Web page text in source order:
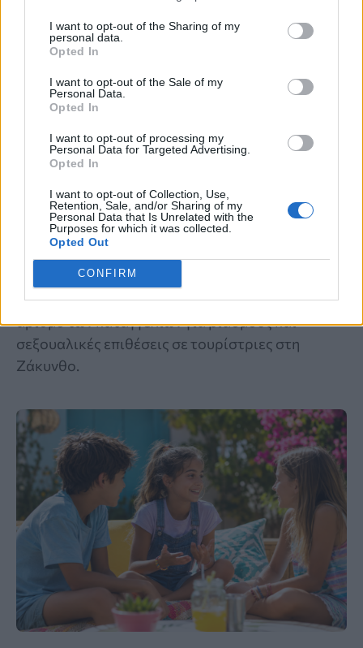
I want to opt-out of the Sharing of my
personal data.
Opted In
I want to opt-out of the Sale of my
Personal Data.
Opted In
I want to opt-out of processing my
Personal Data for Targeted Advertising.
Opted In
I want to opt-out of Collection, Use,
Retention, Sale, and/or Sharing of my
Personal Data that Is Unrelated with the
Purposes for which it was collected.
Opted Out
CONFIRM
ΚΑΤΑΓΓΕΛΙΑ
ΠΟΕΔΗΝ: Οκτώ καταγγελίες για
βιασμό τουριστριών στη Ζάκυνθο από
τα μέσα Ιουνίου
Σοκάρουν τα στοιχεία που παρουσίασε η
ΠΟΕΔΗΝ, καθώς εμφανίζουν αυξημένο τον
αριθμό των καταγγελιών για βιασμούς και
σεξουαλικές επιθέσεις σε τουρίστριες στη
Ζάκυνθο.